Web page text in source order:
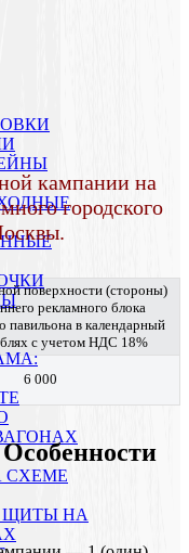
СХЕМЕ
ЩИТЫ НА
кампании на
городского
поверхности (стороны)
рекламного блока
павильона в календарный
с учетом НДС 18%
6 000